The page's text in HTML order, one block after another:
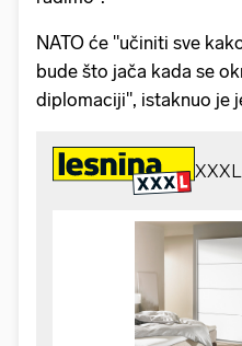
NATO će "učiniti sve
bude što jača kada se
diplomaciji", istaknuo je